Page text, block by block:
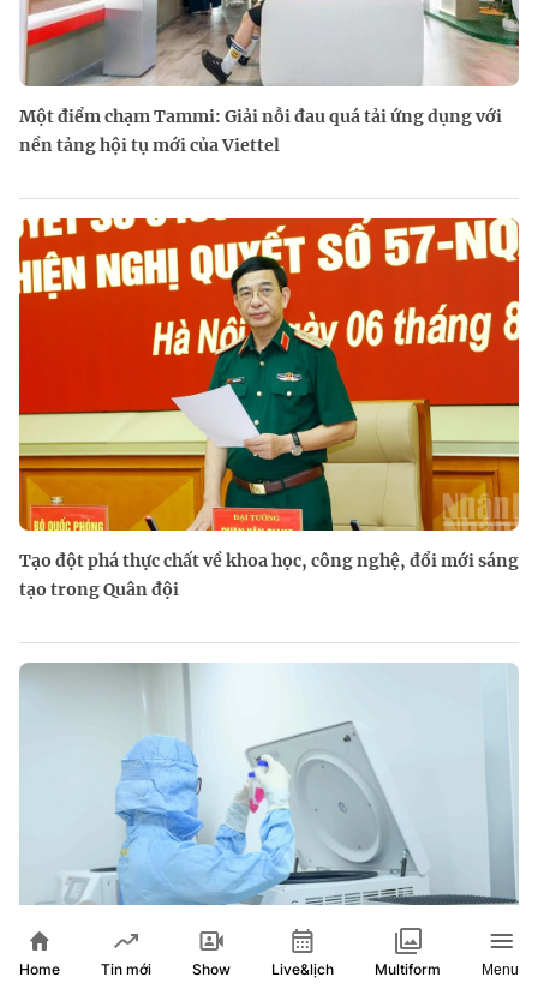
Một điểm chạm Tammi: Giải nỗi đau quá tải ứng dụng với
nền tảng hội tụ mới của Viettel
Tạo đột phá thực chất về khoa học, công nghệ, đổi mới sáng
tạo trong Quân đội
Home Tin mới Show Live&lịch Multiform Menu